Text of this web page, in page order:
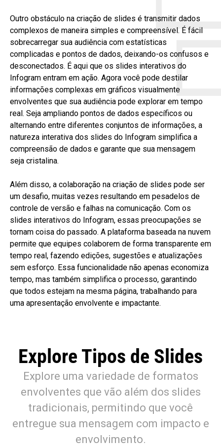
Outro obstáculo na criação de slides é transmitir dados
complexos de maneira simples e compreensível. É fácil
sobrecarregar sua audiência com estatísticas
complicadas e pontos de dados, deixando-os confusos e
desconectados. É aqui que os slides interativos do
Infogram entram em ação. Agora você pode destilar
informações complexas em gráficos visualmente
envolventes que sua audiência pode explorar em tempo
real. Seja ampliando pontos de dados específicos ou
alternando entre diferentes conjuntos de informações, a
natureza interativa dos slides do Infogram simplifica a
compreensão de dados e garante que sua mensagem
seja cristalina.
Além disso, a colaboração na criação de slides pode ser
um desafio, muitas vezes resultando em pesadelos de
controle de versão e falhas na comunicação. Com os
slides interativos do Infogram, essas preocupações se
tornam coisa do passado. A plataforma baseada na nuvem
permite que equipes colaborem de forma transparente em
tempo real, fazendo edições, sugestões e atualizações
sem esforço. Essa funcionalidade não apenas economiza
tempo, mas também simplifica o processo, garantindo
que todos estejam na mesma página, trabalhando para
uma apresentação envolvente e impactante.
Explore Tipos de Slides
Explore uma variedade de formatos
envolventes que vão além dos slides
tradicionais, permitindo que você
entregue sua mensagem com impacto e
envolvimento.